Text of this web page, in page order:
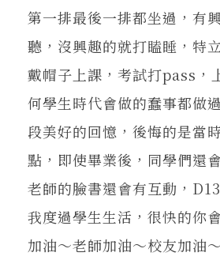
第一排最後一排都坐過，有
聽，沒興趣的就打瞌睡，特
戴帽子上課，考試打pass，
何學生時代會做的蠢事都做
段美好的回憶，後悔的是當
點，即使畢業後，同學們還
老師的臉書還會有互動，
我度過學生生活，很快的你
加油～老師加油～校友加油～